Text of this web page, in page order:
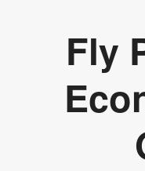
Fly